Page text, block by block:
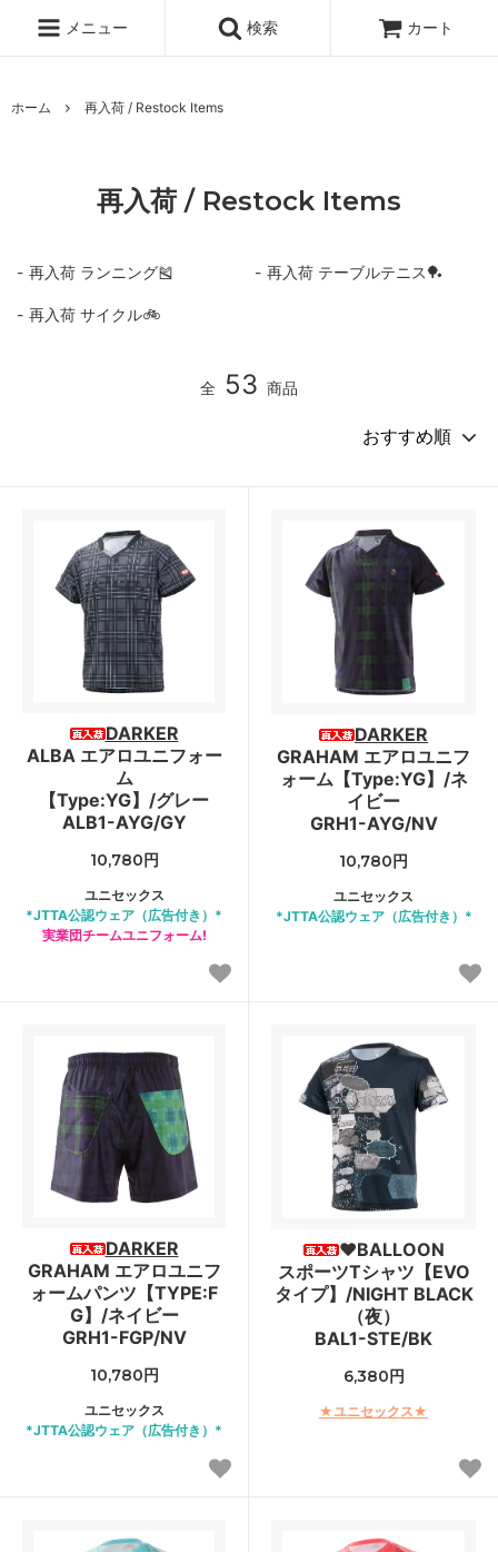
メニュー 検索 カート
ホーム 再入荷 / Restock Items
再入荷 / Restock Items
再入荷 ランニング🎽 再入荷 テーブルテニス🏓
再入荷 サイクル🚲
全 53 商品
DARKER
ALBA エアロユニフォー
ム
【Type:YG】/グレー
ALB1-AYG/GY
10,780円
ユニセックス
*JTTA公認ウェア（広告付き）*
実業団チームユニフォーム!
DARKER
GRAHAM エアロユニフ
ォーム【Type:YG】/ネ
イビー
GRH1-AYG/NV
10,780円
ユニセックス
*JTTA公認ウェア（広告付き）*
DARKER
GRAHAM エアロユニフ
ォームパンツ【TYPE:F
G】/ネイビー
GRH1-FGP/NV
10,780円
ユニセックス
*JTTA公認ウェア（広告付き）*
♥BALLOON
スポーツTシャツ【EVO
タイプ】/NIGHT BLACK
（夜）
BAL1-STE/BK
6,380円
★ユニセックス★